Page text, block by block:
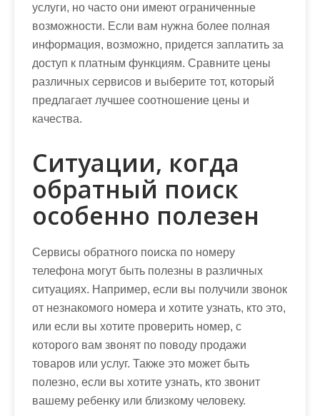
услуги, но часто они имеют ограниченные
возможности. Если вам нужна более полная
информация, возможно, придется заплатить за
доступ к платным функциям. Сравните цены
различных сервисов и выберите тот, который
предлагает лучшее соотношение цены и
качества.
Ситуации, когда
обратный поиск
особенно полезен
Сервисы обратного поиска по номеру
телефона могут быть полезны в различных
ситуациях. Например, если вы получили звонок
от незнакомого номера и хотите узнать, кто это,
или если вы хотите проверить номер, с
которого вам звонят по поводу продажи
товаров или услуг. Также это может быть
полезно, если вы хотите узнать, кто звонит
вашему ребенку или близкому человеку.